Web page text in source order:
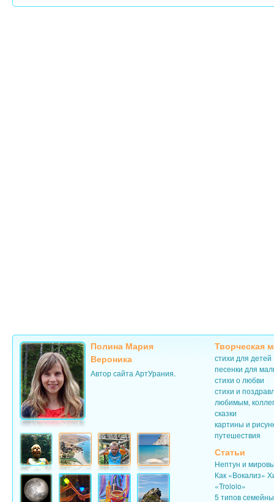
Полина Мария
Вероника
Автор сайта АртУрания.
Творческая
стихи для детей
песенки для
стихи о любви
стихи и
любимым,
сказки
картины и
путешествия
Статьи
Нептун и
Как «Вокализ»
«Trololo»
5 типов